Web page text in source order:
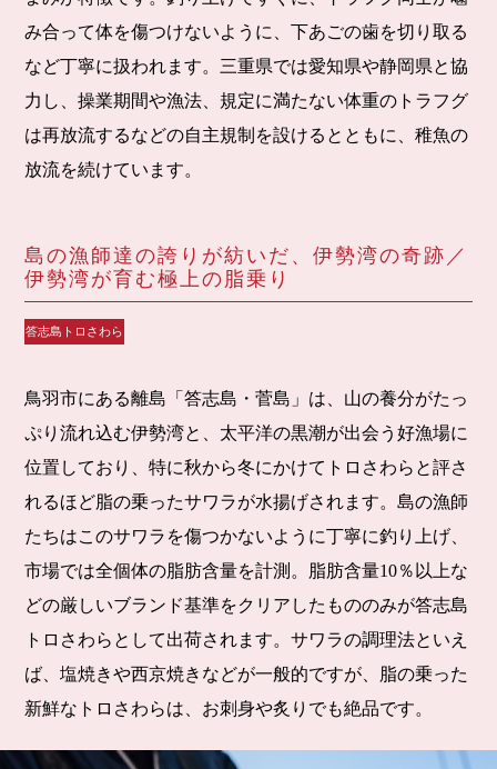
み合って体を傷つけないように、下あごの歯を切り取る
など丁寧に扱われます。三重県では愛知県や静岡県と協
力し、操業期間や漁法、規定に満たない体重のトラフグ
は再放流するなどの自主規制を設けるとともに、稚魚の
放流を続けています。
島の漁師達の誇りが紡いだ、伊勢湾の奇跡／
伊勢湾が育む極上の脂乗り
答志島トロさわら
鳥羽市にある離島「答志島・菅島」は、山の養分がたっ
ぷり流れ込む伊勢湾と、太平洋の黒潮が出会う好漁場に
位置しており、特に秋から冬にかけてトロさわらと評さ
れるほど脂の乗ったサワラが水揚げされます。島の漁師
たちはこのサワラを傷つかないように丁寧に釣り上げ、
市場では全個体の脂肪含量を計測。脂肪含量10％以上な
どの厳しいブランド基準をクリアしたもののみが答志島
トロさわらとして出荷されます。サワラの調理法といえ
ば、塩焼きや西京焼きなどが一般的ですが、脂の乗った
新鮮なトロさわらは、お刺身や炙りでも絶品です。